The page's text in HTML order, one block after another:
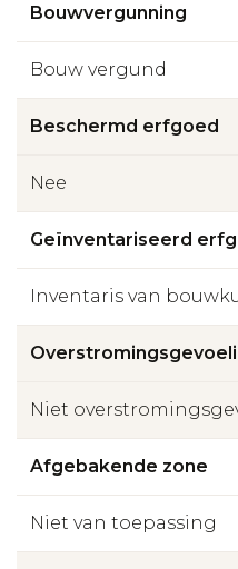
Bouwvergunning
Bouw vergund
Beschermd erfgoed
Nee
Geïnventariseerd
Inventaris van
Niet
Afgebakende zone
Niet van toepassing